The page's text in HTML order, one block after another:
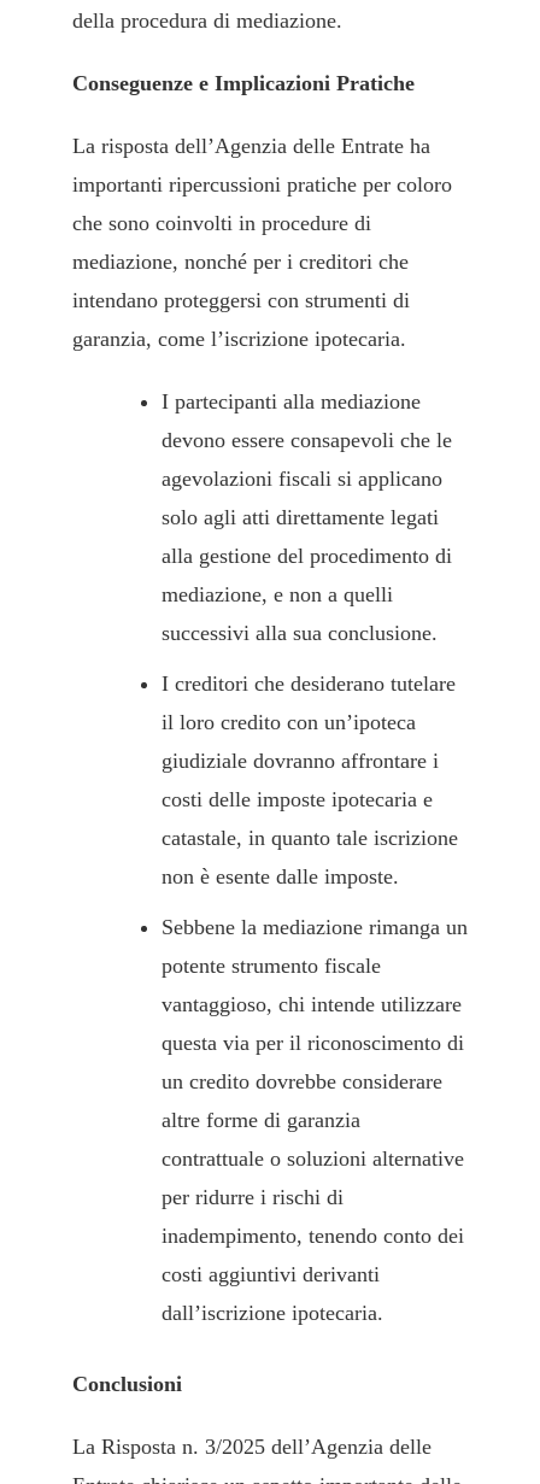
della procedura di mediazione.
Conseguenze e Implicazioni Pratiche
La risposta dell’Agenzia delle Entrate ha
importanti ripercussioni pratiche per coloro
che sono coinvolti in procedure di
mediazione, nonché per i creditori che
intendano proteggersi con strumenti di
garanzia, come l’iscrizione ipotecaria.
I partecipanti alla mediazione
devono essere consapevoli che le
agevolazioni fiscali si applicano
solo agli atti direttamente legati
alla gestione del procedimento di
mediazione, e non a quelli
successivi alla sua conclusione.
I creditori che desiderano tutelare
il loro credito con un’ipoteca
giudiziale dovranno affrontare i
costi delle imposte ipotecaria e
catastale, in quanto tale iscrizione
non è esente dalle imposte.
Sebbene la mediazione rimanga un
potente strumento fiscale
vantaggioso, chi intende utilizzare
questa via per il riconoscimento di
un credito dovrebbe considerare
altre forme di garanzia
contrattuale o soluzioni alternative
per ridurre i rischi di
inadempimento, tenendo conto dei
costi aggiuntivi derivanti
dall’iscrizione ipotecaria.
Conclusioni
La Risposta n. 3/2025 dell’Agenzia delle